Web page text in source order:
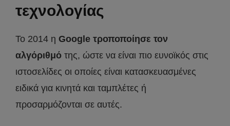
τεχνολογίας
To 2014 η Google τροποποίησε τον
αλγόριθμό της, ώστε να είναι πιο ευνοϊκός στις
ιστοσελίδες οι οποίες είναι κατασκευασμένες
ειδικά για κινητά και ταμπλέτες ή
προσαρμόζονται σε αυτές.